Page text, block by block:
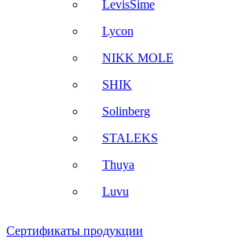
LevisSime
Lycon
NIKK MOLE
SHIK
Solinberg
STALEKS
Thuya
Luvu
Сертификаты продукции